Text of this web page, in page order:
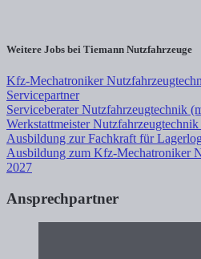
Weitere Jobs bei Tiemann Nutzfahrzeuge
Kfz-Mechatroniker
Servicepartner
Serviceberater Nutzfahrzeugtechnik
Werkstattmeister
Ausbildung zur Fachkraft für
Ausbildung zum Kfz-Mechatroniker
2027
Ansprechpartner